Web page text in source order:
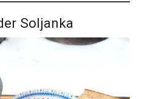
Soljanka